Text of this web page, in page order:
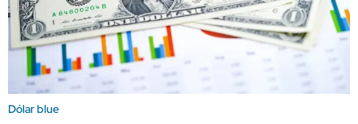
Dólar blue